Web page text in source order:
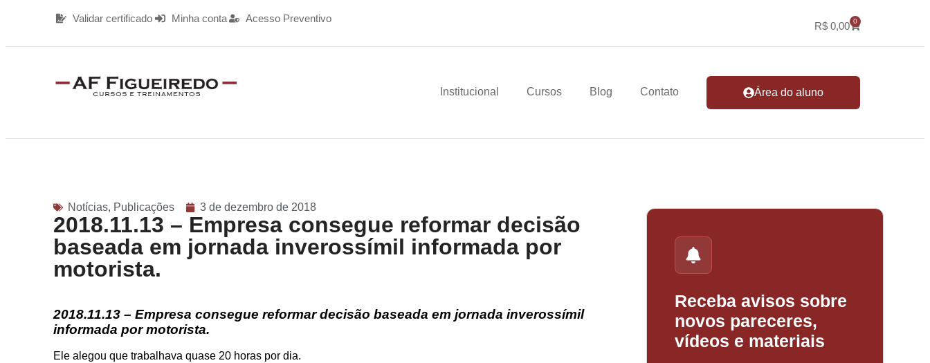
Validar certificado Minha conta Acesso Preventivo
R$ 0,00 0
Institucional Cursos Blog Contato Área do aluno
Notícias, Publicações 3 de dezembro de 2018
2018.11.13 – Empresa consegue reformar decisão
baseada em jornada inverossímil informada por
motorista.
2018.11.13 – Empresa consegue reformar decisão baseada em jornada inverossímil
informada por motorista.
Ele alegou que trabalhava quase 20 horas por dia.
Receba avisos sobre
novos pareceres,
vídeos e materiais